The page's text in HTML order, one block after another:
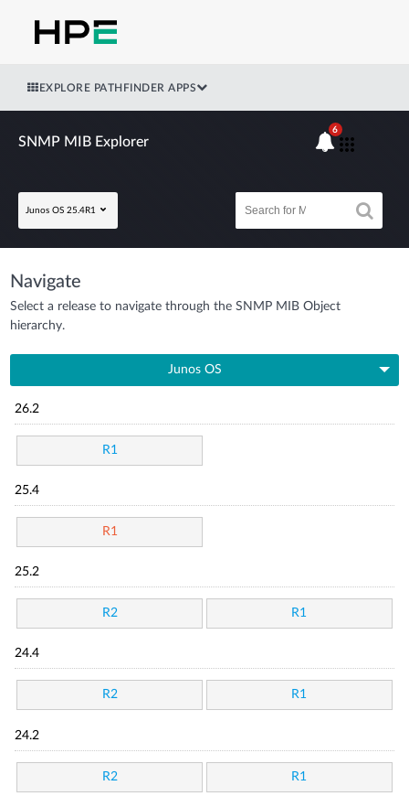
EXPLORE PATHFINDER APPS
SNMP MIB Explorer
Junos OS 25.4R1
6
Navigate
Select a release to navigate through the SNMP MIB Object
hierarchy.
Junos OS
26.2
R1
25.4
R1
25.2
R2 R1
24.4
R2 R1
24.2
R2 R1